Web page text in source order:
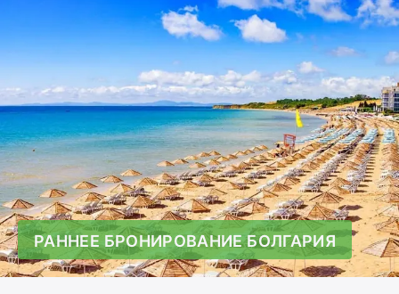
РАННЕЕ БРОНИРОВАНИЕ БОЛГАРИЯ